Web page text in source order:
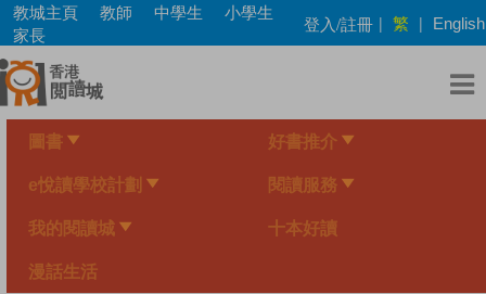
Skip
main
content
教城主頁 教師 中學生
小學生
家長
登入/註冊 | 繁 | English
圖書 好書推介
e悅讀學校計劃 閱讀服務
我的閱讀城 十本好讀
漫話生活